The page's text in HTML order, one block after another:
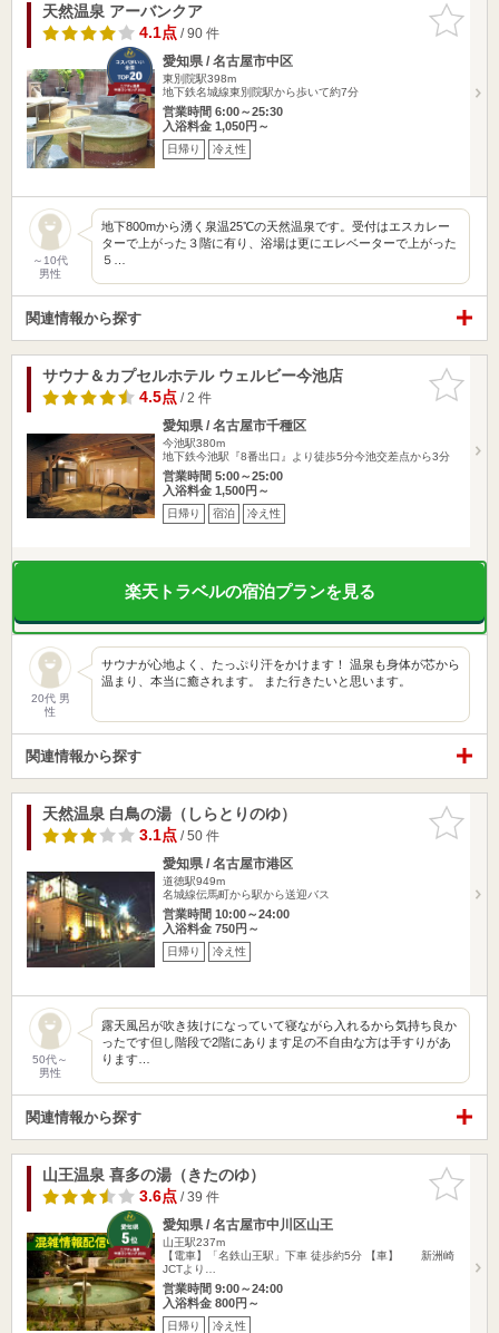
お気に入
りに追加
天然温泉 アーバンクア
4.1点/ 90 件
愛知県 / 名古屋市中区
東別院駅398m
地下鉄名城線東別院駅から歩いて約7分
営業時間 6:00～25:30
入浴料金 1,050円～
日帰り 冷え性
～10代
男性
地下800mから湧く泉温25℃の天然温泉です。受付はエスカレー
ターで上がった３階に有り、浴場は更にエレベーターで上がった
５…
関連情報から探す
お気に入
りに追加
サウナ＆カプセルホテル ウェルビー今池店
4.5点/ 2 件
愛知県 / 名古屋市千種区
今池駅380m
地下鉄今池駅『8番出口』より徒歩5分今池交差点から3分
営業時間 5:00～25:00
入浴料金 1,500円～
日帰り 宿泊 冷え性
楽天トラベルの宿泊プランを見る
20代 男
性
サウナが心地よく、たっぷり汗をかけます！ 温泉も身体が芯から
温まり、本当に癒されます。 また行きたいと思います。
関連情報から探す
お気に入
りに追加
天然温泉 白鳥の湯（しらとりのゆ）
3.1点/ 50 件
愛知県 / 名古屋市港区
道徳駅949m
名城線伝馬町から駅から送迎バス
営業時間 10:00～24:00
入浴料金 750円～
日帰り 冷え性
50代～
男性
露天風呂が吹き抜けになっていて寝ながら入れるから気持ち良か
ったです但し階段で2階にあります足の不自由な方は手すりがあ
ります…
関連情報から探す
お気に入
りに追加
山王温泉 喜多の湯（きたのゆ）
3.6点/ 39 件
愛知県 / 名古屋市中川区山王
山王駅237m
【電車】「名鉄山王駅」下車 徒歩約5分 【車】 新洲崎
JCTより…
営業時間 9:00～24:00
入浴料金 800円～
日帰り 冷え性